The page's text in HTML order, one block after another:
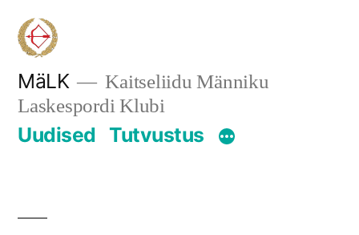
Skip
content
MäLK
Kaitseliidu Männiku
Laskespordi Klubi
Uudised Tutvustus